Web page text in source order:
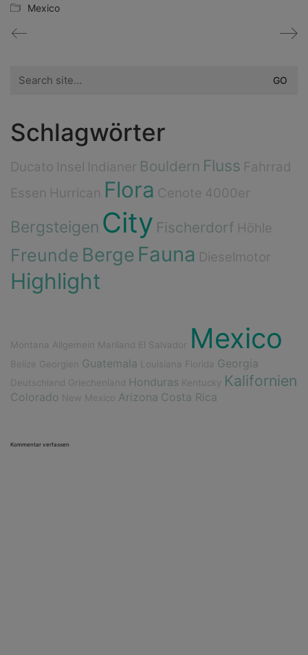
Mexico
for:
Schlagwörter
Ducato Insel Indianer Bouldern Fluss Fahrrad
Essen Hurrican Flora Cenote 4000er
Bergsteigen City Fischerdorf Höhle
Freunde Berge Fauna Dieselmotor
Highlight
Montana Allgemein Mariland El Salvador Mexico
Belize Georgien Guatemala Louisiana Florida Georgia
Deutschland Griechenland Honduras Kentucky Kalifornien
Colorado New Mexico Arizona Costa Rica
Kommentar verfassen